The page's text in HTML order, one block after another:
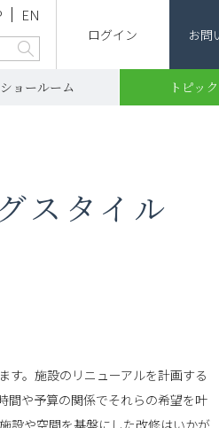
ログイン お問
EN
ショールーム トピッ
スタイル
す。施設のリニューアルを計画する
間や予算の関係でそれらの希望を叶